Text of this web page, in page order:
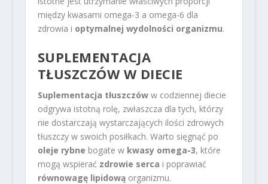
między kwasami omega-3 a omega-6 dla
zdrowia i optymalnej wydolności organizmu.
SUPLEMENTACJA
TŁUSZCZÓW W DIECIE
Suplementacja tłuszczóww codziennej diecie
odgrywa istotną rolę, zwłaszcza dla tych, którzy
nie dostarczają wystarczających ilości zdrowych
tłuszczy w swoich posiłkach. Warto sięgnąć po
oleje rybne bogate w kwasy omega-3, które
mogą wspierać zdrowie serca i poprawiać
równowagę lipidowąorganizmu.